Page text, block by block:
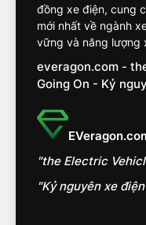
2
3
đồng xe điện, cung
mới nhất về ngành
vững và năng lượng
everagon.com -
Going On - Kỷ
"the Electric
"Kỷ nguyên xe